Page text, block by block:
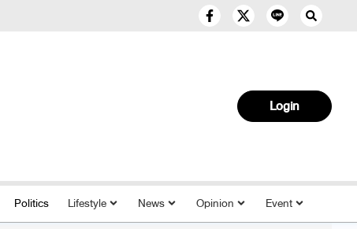
Login
Politics Lifestyle News Opinion Event